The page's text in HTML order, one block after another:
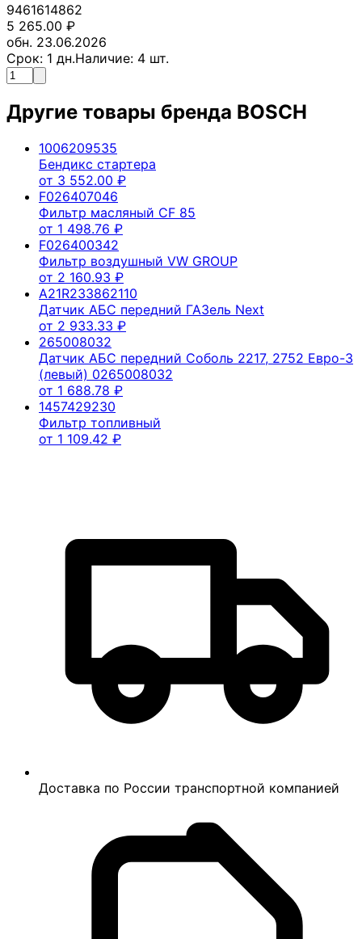
9461614862
5 265.00 ₽
обн. 23.06.2026
Срок: 1 дн.Наличие: 4 шт.
Другие товары бренда BOSCH
1006209535
Бендикс стартера
от 3 552.00 ₽
F026407046
Фильтр масляный CF 85
от 1 498.76 ₽
F026400342
Фильтр воздушный VW GROUP
от 2 160.93 ₽
A21R233862110
Датчик АБС передний ГАЗель Next
от 2 933.33 ₽
265008032
Датчик АБС передний Соболь 2217, 2752 Евро-3
(левый) 0265008032
от 1 688.78 ₽
1457429230
Фильтр топливный
от 1 109.42 ₽
Доставка по России транспортной компанией